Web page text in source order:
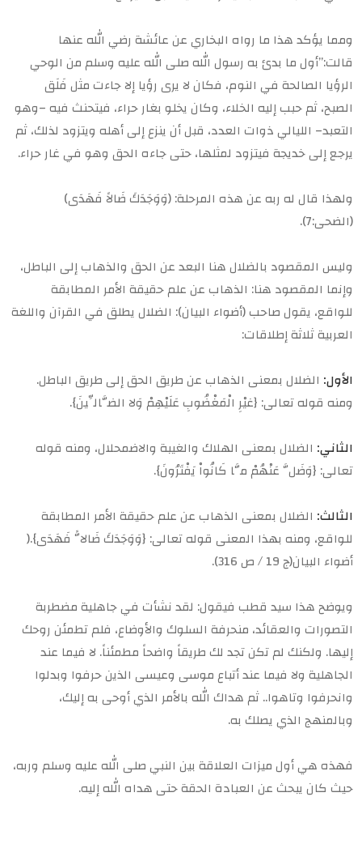
ومما يؤكد هذا ما رواه البخاري عن عائشة رضي الله عنها
قالت:”أول ما بدئ به رسول الله صلى الله عليه وسلم من الوحي
الرؤيا الصالحة في النوم، فكان لا يرى رؤيا إلا جاءت مثل فَلَق
الصبح، ثم حبب إليه الخلاء، وكان يخلو بغار حراء، فيتحنث فيه –وهو
التعبد– الليالي ذوات العدد، قبل أن ينزع إلى أهله ويتزود لذلك، ثم
يرجع إلى خديجة فيتزود لمثلها، حتى جاءه الحق وهو في غار حراء.
ولهذا قال له ربه عن هذه المرحلة: (وَوَجَدَكَ ضَالاً فَهَدَى)
(الضحى:7).
وليس المقصود بالضلال هنا البعد عن الحق والذهاب إلى الباطل،
وإنما المقصود هنا: الذهاب عن علم حقيقة الأمر المطابقة
للواقع، يقول صاحب (أضواء البيان): الضلال يطلق في القرآن واللغة
العربية ثلاثة إطلاقات:
الأول: الضلال بمعنى الذهاب عن طريق الحق إلى طريق الباطل.
ومنه قوله تعالى: {غيْرِ الْمَغْضُوبِ عَلَيْهِمْ وَلا الضَّالِّينَ}.
الثاني: الضلال بمعنى الهلاك والغيبة والاضمحلال، ومنه قوله
تعالى: {وَضَلَّ عَنْهُمْ مَّا كَانُواْ يَفْتَرُونَ}.
الثالث: الضلال بمعنى الذهاب عن علم حقيقة الأمر المطابقة
للواقع، ومنه بهذا المعنى قوله تعالى: {وَوَجَدَكَ ضَالاًّ فَهَدَى}.(
أضواء البيان(ج 19 / ص 316).
ويوضح هذا سيد قطب فيقول: لقد نشأت في جاهلية مضطربة
التصورات والعقائد، منحرفة السلوك والأوضاع، فلم تطمئن روحك
إليها. ولكنك لم تكن تجد لك طريقاً واضحاً مطمئناً. لا فيما عند
الجاهلية ولا فيما عند أتباع موسى وعيسى الذين حرفوا وبدلوا
وانحرفوا وتاهوا.. ثم هداك الله بالأمر الذي أوحى به إليك،
وبالمنهج الذي يصلك به.
فهذه هي أول ميزات العلاقة بين النبي صلى الله عليه وسلم وربه،
حيث كان يبحث عن العبادة الحقة حتى هداه الله إليه.